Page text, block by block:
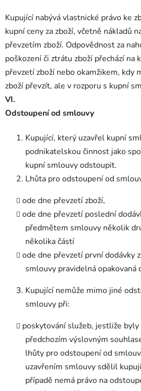
Kupující nabývá vlastnické právo ke
kupní ceny za zboží, včetně nákladů
převzetím zboží. Odpovědnost za
poškození či ztrátu zboží přechází na
převzetí zboží nebo okamžikem, kdy
zboží převzít, ale v rozporu s kupní
VI.
Odstoupení od smlouvy
Kupující, který uzavřel kupní
podnikatelskou činnost jako
kupní smlouvy odstoupit.
Lhůta pro odstoupení od
ode dne převzetí zboží,
ode dne převzetí poslední
předmětem smlouvy několik
několika částí
ode dne převzetí první dodávky
smlouvy pravidelná opakovaná
Kupující nemůže mimo jiné
smlouvy při:
poskytování služeb, jestliže
předchozím výslovným
lhůty pro odstoupení od
uzavřením smlouvy sdělil
případě nemá právo na